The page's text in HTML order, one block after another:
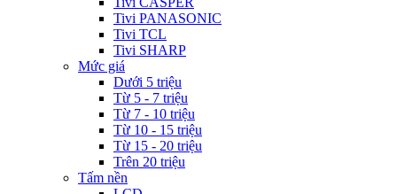
Tivi PANASONIC
Tivi TCL
Tivi SHARP
Mức giá
Dưới 5 triệu
Từ 5 - 7 triệu
Từ 7 - 10 triệu
Từ 10 - 15 triệu
Từ 15 - 20 triệu
Trên 20 triệu
Tấm nền